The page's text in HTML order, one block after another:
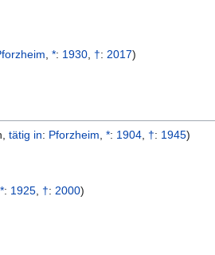
,*: 1930 †: 2017)
,tätig in: Pforzheim ,*: 1904 †: 1945)
,*: 1925 †: 2000)